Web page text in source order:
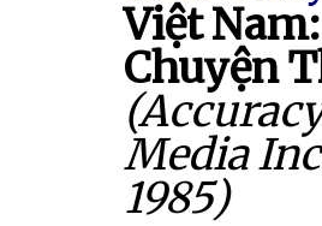
Việt
Chuyện
Media
1985)